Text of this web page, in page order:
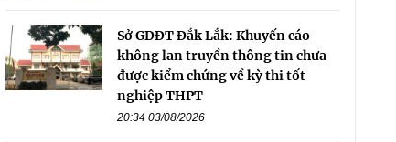
Sở GDĐT Đắk Lắk: Khuyến cáo
không lan truyền thông tin chưa
được kiểm chứng về kỳ thi tốt
nghiệp THPT
20:34 03/08/2026